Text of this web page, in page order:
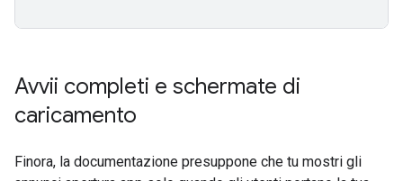
Avvii completi e schermate di
caricamento
Finora, la documentazione presuppone che tu mostri gli